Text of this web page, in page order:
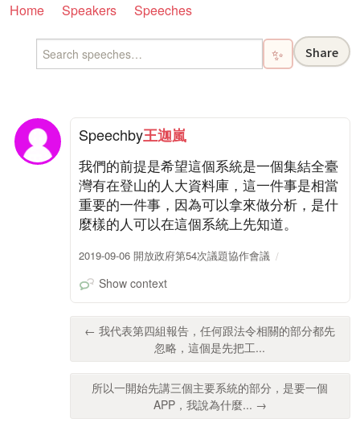
Home Speakers Speeches
✨ Share
Speechby王迦嵐
我們的前提是希望這個系統是一個集結全臺
灣有在登山的人大資料庫，這一件事是相當
重要的一件事，因為可以拿來做分析，是什
麼樣的人可以在這個系統上先知道。
2019-09-06 開放政府第54次議題協作會議
Show context
← 我代表第四組報告，任何跟法令相關的部分都先
忽略，這個是先把工...
所以一開始先講三個主要系統的部分，是要一個
APP，我說為什麼... →